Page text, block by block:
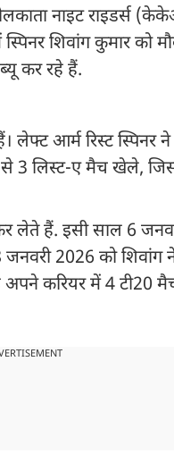
नाइट राइडर्स
शिवांग कुमार को
कर रहे हैं.
आर्म रिस्ट स्पिनर
से 3 लिस्ट-ए मैच खेले,
लेते हैं. इसी साल 6
जनवरी 2026 को
करियर में 4 टी20